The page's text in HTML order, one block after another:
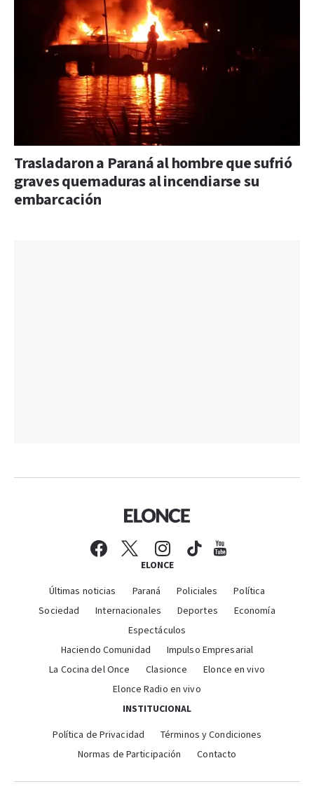
Trasladaron a Paraná al hombre que sufrió
graves quemaduras al incendiarse su
embarcación
ELONCE
Últimas noticias Paraná Policiales
Política
Sociedad
Internacionales Deportes
Economía
Espectáculos
Haciendo Comunidad
Impulso Empresarial
La Cocina del Once
Clasionce
Elonce en vivo
Elonce Radio en vivo
INSTITUCIONAL
Política de Privacidad
Términos y Condiciones
Normas de Participación
Contacto